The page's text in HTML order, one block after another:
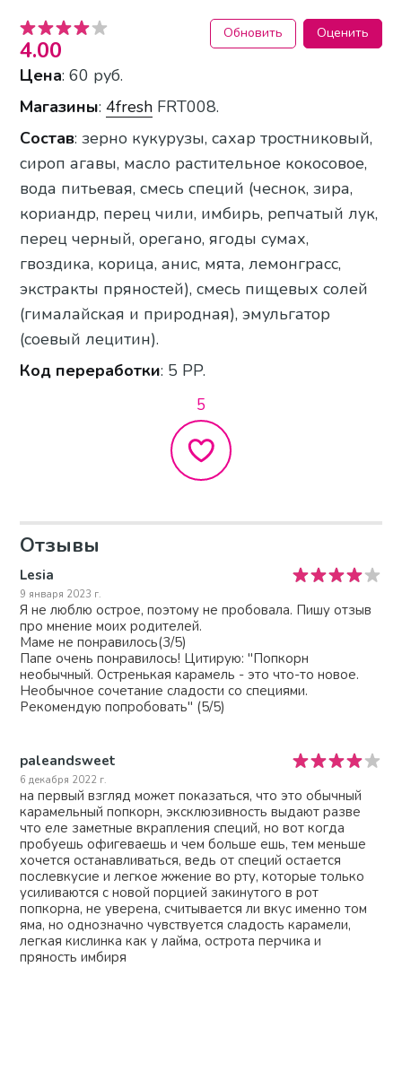
4.00
Обновить Оценить
Цена: 60 руб.
Магазины:4fresh FRT008.
Состав: зерно кукурузы, сахар тростниковый,
сироп агавы, масло растительное кокосовое,
вода питьевая, смесь специй (чеснок, зира,
кориандр, перец чили, имбирь, репчатый лук,
перец черный, орегано, ягоды сумах,
гвоздика, корица, анис, мята, лемонграсс,
экстракты пряностей), смесь пищевых солей
(гималайская и природная), эмульгатор
(соевый лецитин).
Код переработки: 5 PP.
5
Отзывы
Lesia
9 января 2023 г.
Я не люблю острое, поэтому не пробовала. Пишу отзыв
про мнение моих родителей.
Маме не понравилось(3/5)
Папе очень понравилось! Цитирую: "Попкорн
необычный. Остренькая карамель - это что-то новое.
Необычное сочетание сладости со специями.
Рекомендую попробовать" (5/5)
paleandsweet
6 декабря 2022 г.
на первый взгляд может показаться, что это обычный
карамельный попкорн, эксклюзивность выдают разве
что еле заметные вкрапления специй, но вот когда
пробуешь офигеваешь и чем больше ешь, тем меньше
хочется останавливаться, ведь от специй остается
послевкусие и легкое жжение во рту, которые только
усиливаются с новой порцией закинутого в рот
попкорна, не уверена, считывается ли вкус именно том
яма, но однозначно чувствуется сладость карамели,
легкая кислинка как у лайма, острота перчика и
пряность имбиря